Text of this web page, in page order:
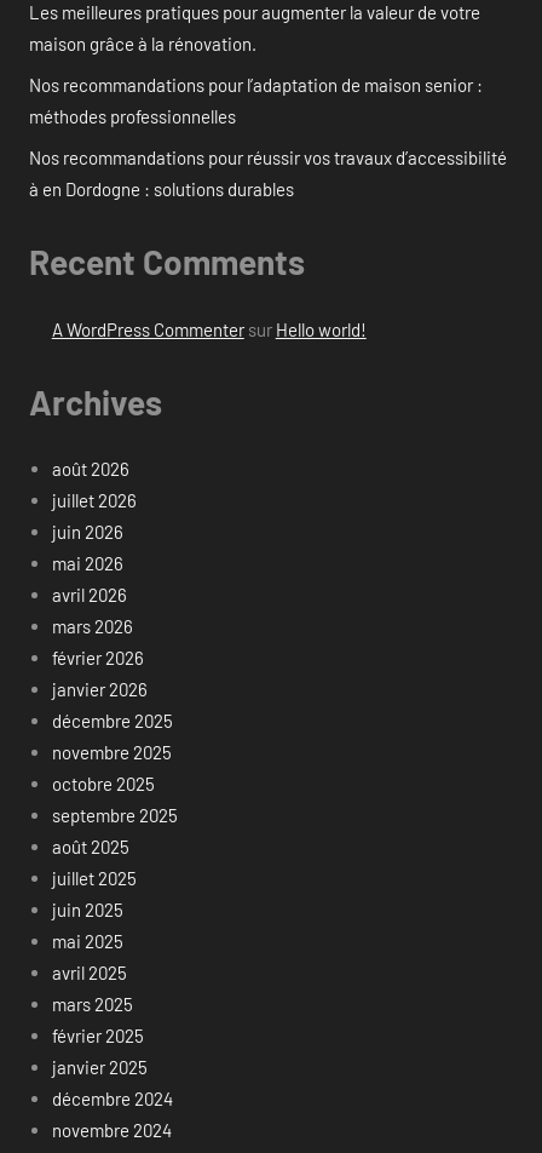
Les meilleures pratiques pour augmenter la valeur de votre
maison grâce à la rénovation.
Nos recommandations pour l’adaptation de maison senior :
méthodes professionnelles
Nos recommandations pour réussir vos travaux d’accessibilité
à en Dordogne : solutions durables
Recent Comments
A WordPress Commentersur Hello world!
Archives
août 2026
juillet 2026
juin 2026
mai 2026
avril 2026
mars 2026
février 2026
janvier 2026
décembre 2025
novembre 2025
octobre 2025
septembre 2025
août 2025
juillet 2025
juin 2025
mai 2025
avril 2025
mars 2025
février 2025
janvier 2025
décembre 2024
novembre 2024